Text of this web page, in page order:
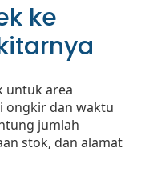
ke
untuk area
ongkir dan waktu
jumlah
stok, dan alamat